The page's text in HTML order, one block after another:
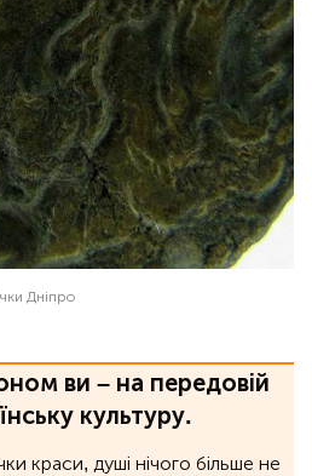
Дніпро
ви – на передовій
культуру.
краси, душі нічого більше не